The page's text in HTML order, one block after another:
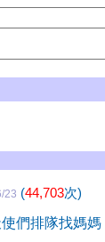
23 (44,703次)
們排隊找媽媽